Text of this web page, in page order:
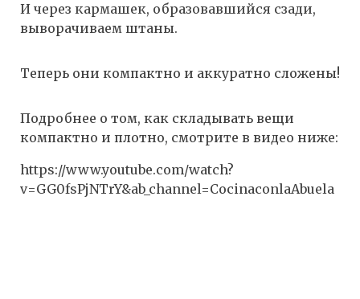
И через кармашек, образовавшийся сзади,
выворачиваем штаны.
Теперь они компактно и аккуратно сложены!
Подробнее о том, как складывать вещи
компактно и плотно, смотрите в видео ниже:
https://www.youtube.com/watch?
v=GG0fsPjNTrY&ab_channel=CocinaconlaAbuela